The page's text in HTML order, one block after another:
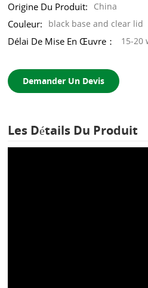
Origine Du Produit: China
Couleur: black base and clear lid
Délai De Mise En Œuvre： 15-20
Demander Un Devis
Les Détails Du Produit